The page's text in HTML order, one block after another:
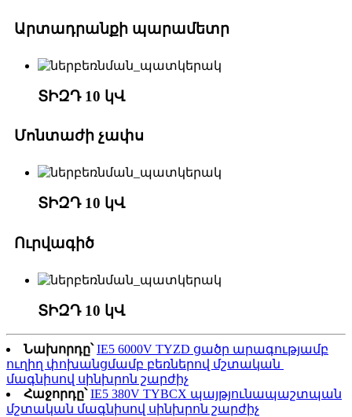
Արտադրանքի պարամետր
ՏԻԶԴ 10 կՎ
Մոնտաժի չափս
ՏԻԶԴ 10 կՎ
Ուրվագիծ
ՏԻԶԴ 10 կՎ
Նախորդը՝ IE5 6000V TYZD ցածր արագությամբ
ուղիղ փոխանցմամբ բեռներով մշտական ​​
մագնիսով սինխրոն շարժիչ
Հաջորդը՝ IE5 380V TYBCX պայթյունապաշտպան
մշտական ​​մագնիսով սինխրոն շարժիչ